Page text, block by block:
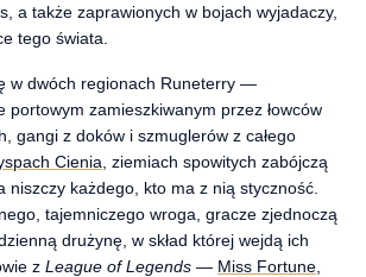
a także zaprawionych w bojach wyjadaczy,
tego świata.
w dwóch regionach Runeterry —
portowym zamieszkiwanym przez łowców
gangi z doków i szmuglerów z całego
Cienia , ziemiach spowitych zabójczą
niszczy każdego, kto ma z nią styczność.
tajemniczego wroga, gracze zjednoczą
drużynę, w skład której wejdą ich
z League of Legends — Miss Fortune